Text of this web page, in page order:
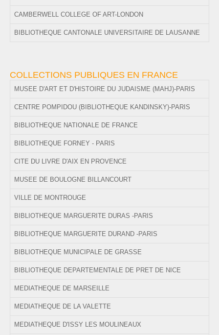
CAMBERWELL COLLEGE OF ART-LONDON
BIBLIOTHEQUE CANTONALE UNIVERSITAIRE DE LAUSANNE
COLLECTIONS PUBLIQUES EN FRANCE
MUSEE D'ART ET D'HISTOIRE DU JUDAISME (MAHJ)-PARIS
CENTRE POMPIDOU (BIBLIOTHEQUE KANDINSKY)-PARIS
BIBLIOTHEQUE NATIONALE DE FRANCE
BIBLIOTHEQUE FORNEY - PARIS
CITE DU LIVRE D'AIX EN PROVENCE
MUSEE DE BOULOGNE BILLANCOURT
VILLE DE MONTROUGE
BIBLIOTHEQUE MARGUERITE DURAS -PARIS
BIBLIOTHEQUE MARGUERITE DURAND -PARIS
BIBLIOTHEQUE MUNICIPALE DE GRASSE
BIBLIOTHEQUE DEPARTEMENTALE DE PRET DE NICE
MEDIATHEQUE DE MARSEILLE
MEDIATHEQUE DE LA VALETTE
MEDIATHEQUE D'ISSY LES MOULINEAUX